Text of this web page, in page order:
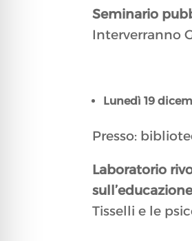
Seminario
Interverranno
Lunedì 19
Presso:
Laboratorio
Tisselli e le